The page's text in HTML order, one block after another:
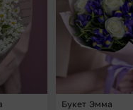
Букет Эмма